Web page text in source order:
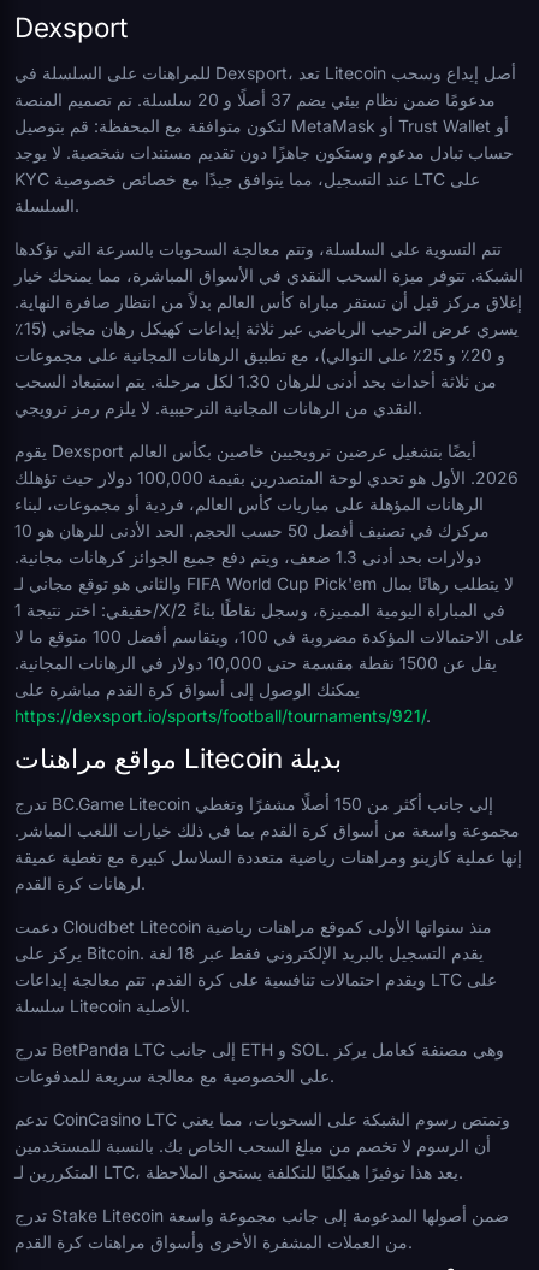
Dexsport
للمراهنات على السلسلة في Dexsport، تعد Litecoin أصل إيداع وسحب
مدعومًا ضمن نظام بيئي يضم 37 أصلًا و 20 سلسلة. تم تصميم المنصة
لتكون متوافقة مع المحفظة: قم بتوصيل MetaMask أو Trust Wallet أو
حساب تبادل مدعوم وستكون جاهزًا دون تقديم مستندات شخصية. لا يوجد
KYC عند التسجيل، مما يتوافق جيدًا مع خصائص خصوصية LTC على
السلسلة.
تتم التسوية على السلسلة، وتتم معالجة السحوبات بالسرعة التي تؤكدها
الشبكة. تتوفر ميزة السحب النقدي في الأسواق المباشرة، مما يمنحك خيار
إغلاق مركز قبل أن تستقر مباراة كأس العالم بدلاً من انتظار صافرة النهاية.
يسري عرض الترحيب الرياضي عبر ثلاثة إيداعات كهيكل رهان مجاني (15٪
و 20٪ و 25٪ على التوالي)، مع تطبيق الرهانات المجانية على مجموعات
من ثلاثة أحداث بحد أدنى للرهان 1.30 لكل مرحلة. يتم استبعاد السحب
النقدي من الرهانات المجانية الترحيبية. لا يلزم رمز ترويجي.
يقوم Dexsport أيضًا بتشغيل عرضين ترويجيين خاصين بكأس العالم
2026. الأول هو تحدي لوحة المتصدرين بقيمة 100,000 دولار حيث تؤهلك
الرهانات المؤهلة على مباريات كأس العالم، فردية أو مجموعات، لبناء
مركزك في تصنيف أفضل 50 حسب الحجم. الحد الأدنى للرهان هو 10
دولارات بحد أدنى 1.3 ضعف، ويتم دفع جميع الجوائز كرهانات مجانية.
والثاني هو توقع مجاني لـ FIFA World Cup Pick'em لا يتطلب رهانًا بمال
حقيقي: اختر نتيجة 1/X/2 في المباراة اليومية المميزة، وسجل نقاطًا بناءً
على الاحتمالات المؤكدة مضروبة في 100، ويتقاسم أفضل 100 متوقع ما لا
يقل عن 1500 نقطة مقسمة حتى 10,000 دولار في الرهانات المجانية.
يمكنك الوصول إلى أسواق كرة القدم مباشرة على
https://dexsport.io/sports/football/tournaments/921/.
مواقع مراهنات Litecoin بديلة
تدرج BC.Game Litecoin إلى جانب أكثر من 150 أصلًا مشفرًا وتغطي
مجموعة واسعة من أسواق كرة القدم بما في ذلك خيارات اللعب المباشر.
إنها عملية كازينو ومراهنات رياضية متعددة السلاسل كبيرة مع تغطية عميقة
لرهانات كرة القدم.
دعمت Cloudbet Litecoin منذ سنواتها الأولى كموقع مراهنات رياضية
يركز على Bitcoin. يقدم التسجيل بالبريد الإلكتروني فقط عبر 18 لغة
ويقدم احتمالات تنافسية على كرة القدم. تتم معالجة إيداعات LTC على
سلسلة Litecoin الأصلية.
تدرج BetPanda LTC إلى جانب ETH و SOL. وهي مصنفة كعامل يركز
على الخصوصية مع معالجة سريعة للمدفوعات.
تدعم CoinCasino LTC وتمتص رسوم الشبكة على السحوبات، مما يعني
أن الرسوم لا تخصم من مبلغ السحب الخاص بك. بالنسبة للمستخدمين
المتكررين لـ LTC، يعد هذا توفيرًا هيكليًا للتكلفة يستحق الملاحظة.
تدرج Stake Litecoin ضمن أصولها المدعومة إلى جانب مجموعة واسعة
من العملات المشفرة الأخرى وأسواق مراهنات كرة القدم.